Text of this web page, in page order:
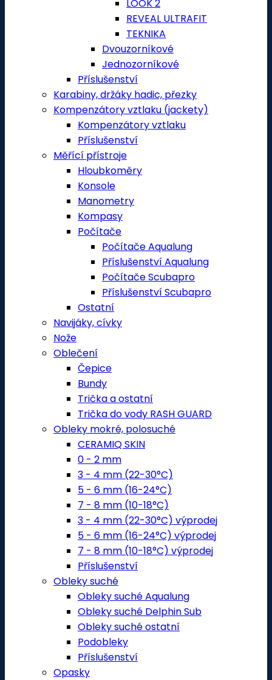
LOOK 2
REVEAL ULTRAFIT
TEKNIKA
Dvouzorníkové
Jednozorníkové
Příslušenství
Karabiny, držáky hadic, přezky
Kompenzátory vztlaku (jackety)
Kompenzátory vztlaku
Příslušenství
Měřící přístroje
Hloubkoměry
Konsole
Manometry
Kompasy
Počítače
Počítače Aqualung
Příslušenství Aqualung
Počítače Scubapro
Příslušenství Scubapro
Ostatní
Navijáky, cívky
Nože
Oblečení
Čepice
Bundy
Trička a ostatní
Trička do vody RASH GUARD
Obleky mokré, polosuché
CERAMIQ SKIN
0 - 2 mm
3 - 4 mm (22-30°C)
5 - 6 mm (16-24°C)
7 - 8 mm (10-18°C)
3 - 4 mm (22-30°C) výprodej
5 - 6 mm (16-24°C) výprodej
7 - 8 mm (10-18°C) výprodej
Příslušenství
Obleky suché
Obleky suché Aqualung
Obleky suché Delphin Sub
Obleky suché ostatní
Podobleky
Příslušenství
Opasky